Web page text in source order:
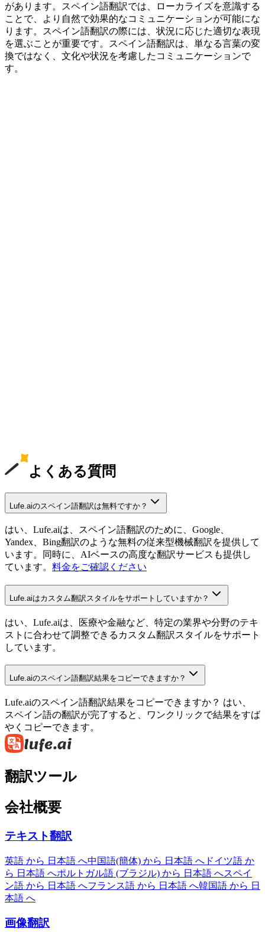
があります。スペイン語翻訳では、ローカライズを意識する
ことで、より自然で効果的なコミュニケーションが可能にな
ります。スペイン語翻訳の際には、状況に応じた適切な表現
を選ぶことが重要です。スペイン語翻訳は、単なる言葉の変
換ではなく、文化や状況を考慮したコミュニケーションで
す。
よくある質問
Lufe.aiのスペイン語翻訳は無料ですか？
はい、Lufe.aiは、スペイン語翻訳のために、Google、
Yandex、Bing翻訳のような無料の従来型機械翻訳を提供して
います。同時に、AIベースの高度な翻訳サービスも提供し
ています。 料金をご確認ください
Lufe.aiはカスタム翻訳スタイルをサポートしていますか？
はい、Lufe.aiは、医療や金融など、特定の業界や分野のテキ
ストに合わせて調整できるカスタム翻訳スタイルをサポート
しています。
Lufe.aiのスペイン語翻訳結果をコピーできますか？
Lufe.aiのスペイン語翻訳結果をコピーできますか？ はい、
スペイン語の翻訳が完了すると、ワンクリックで結果をすば
やくコピーできます。
翻訳ツール
会社概要
テキスト翻訳
英語 から 日本語 へ中国語(簡体) から 日本語 へ ドイツ語 か
ら 日本語 へポルトガル語 (ブラジル) から 日本語 へスペイ
ン語 から 日本語 へフランス語 から 日本語 へ韓国語 から 日
本語 へ
画像翻訳